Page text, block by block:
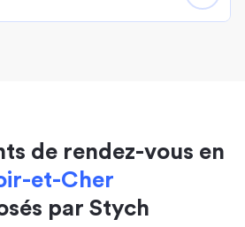
de rendez-vous en
et-Cher
par Stych